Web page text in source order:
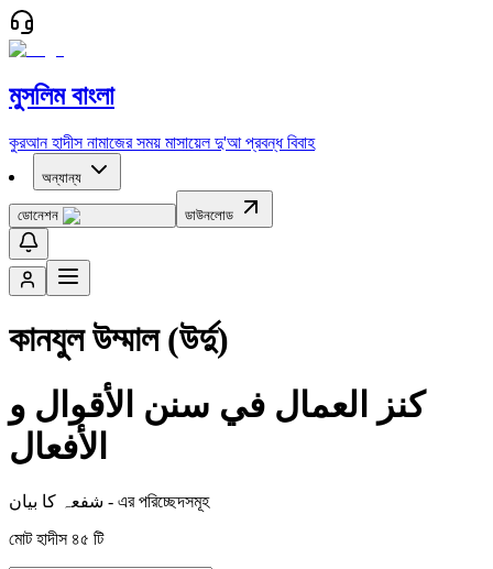
মুসলিম বাংলা
কুরআন হাদীস নামাজের সময় মাসায়েল দু'আ প্রবন্ধ বিবাহ
অন্যান্য
ডোনেশন ডাউনলোড
কানযুল উম্মাল (উর্দু)
كنز العمال في سنن الأقوال و
الأفعال
شفعہ کا بیان - এর পরিচ্ছেদসমূহ
মোট হাদীস ৪৫ টি